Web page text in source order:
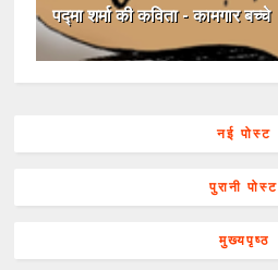
पद्मा शर्मा की कविता - कामगार बच्चे
नई पोस्ट
पुरानी पोस्ट
मुख्यपृष्ठ